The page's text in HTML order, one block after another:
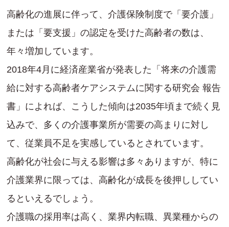
高齢化の進展に伴って、介護保険制度で「要介護」
または「要支援」の認定を受けた高齢者の数は、
年々増加しています。
2018年4月に経済産業省が発表した「将来の介護需
給に対する高齢者ケアシステムに関する研究会 報告
書」によれば、こうした傾向は2035年頃まで続く見
込みで、多くの介護事業所が需要の高まりに対し
て、従業員不足を実感しているとされています。
高齢化が社会に与える影響は多々ありますが、特に
介護業界に限っては、高齢化が成長を後押ししてい
るといえるでしょう。
介護職の採用率は高く、業界内転職、異業種からの